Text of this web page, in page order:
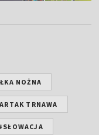
NOŻNA
TRNAWA